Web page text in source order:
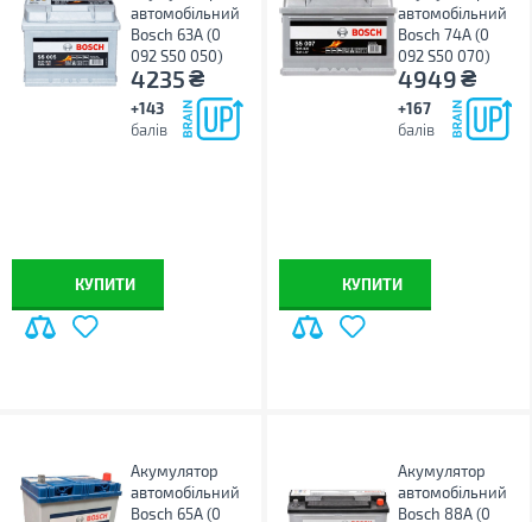
автомобільний
Bosch 63А (0
092 S50 050)
4235₴
+143
балів
КУПИТИ
автомобільний
Bosch 74А (0
092 S50 070)
4949₴
+167
балів
КУПИТИ
Акумулятор
автомобільний
Bosch 65А (0
Акумулятор
автомобільний
Bosch 88А (0